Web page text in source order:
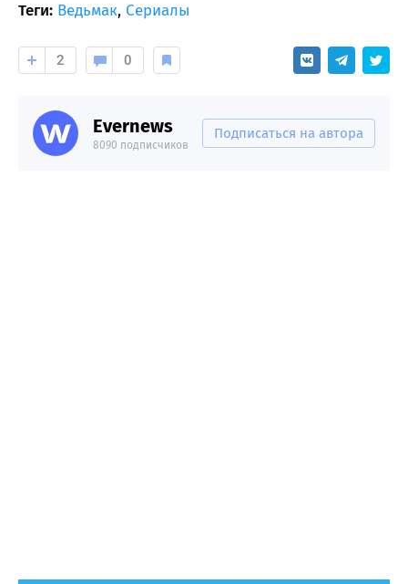
Теги: Ведьмак, Сериалы
2 0
Evernews
8090 подписчиков
Подписаться на автора